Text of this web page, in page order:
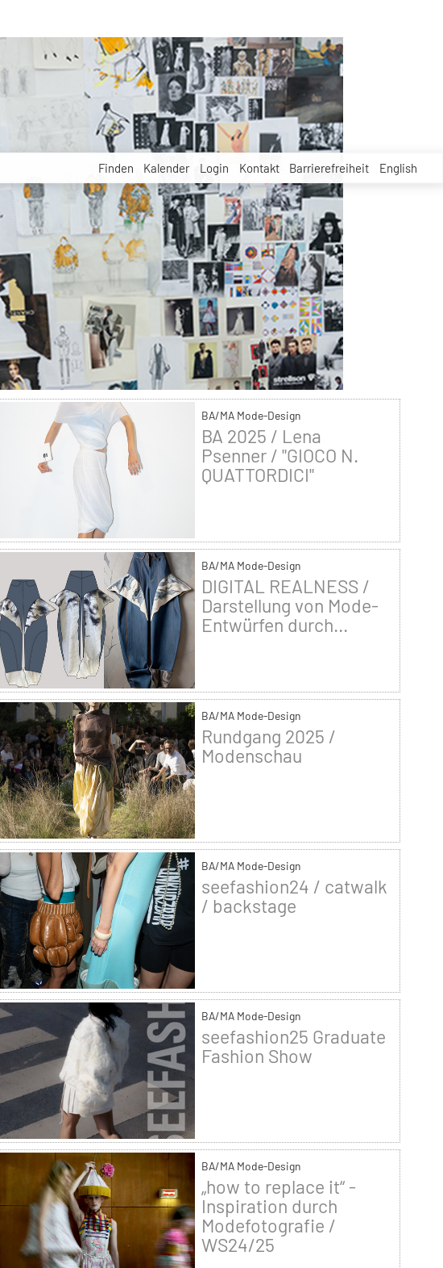
Finden Kalender Login Kontakt Barrierefreiheit English
BA/MA Mode-Design
BA 2025 / Lena
Psenner / "GIOCO N.
QUATTORDICI"
BA/MA Mode-Design
DIGITAL REALNESS /
Darstellung von Mode-
Entwürfen durch...
BA/MA Mode-Design
Rundgang 2025 /
Modenschau
BA/MA Mode-Design
seefashion24 / catwalk
/ backstage
BA/MA Mode-Design
seefashion25 Graduate
Fashion Show
BA/MA Mode-Design
„how to replace it“ -
Inspiration durch
Modefotografie /
WS24/25